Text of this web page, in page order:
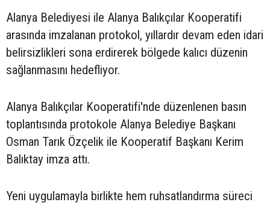
Alanya Belediyesi ile Alanya Balıkçılar Kooperatifi
arasında imzalanan protokol, yıllardır devam eden idari
belirsizlikleri sona erdirerek bölgede kalıcı düzenin
sağlanmasını hedefliyor.
Alanya Balıkçılar Kooperatifi'nde düzenlenen basın
toplantısında protokole Alanya Belediye Başkanı
Osman Tarık Özçelik ile Kooperatif Başkanı Kerim
Balıktay imza attı.
Yeni uygulamayla birlikte hem ruhsatlandırma süreci